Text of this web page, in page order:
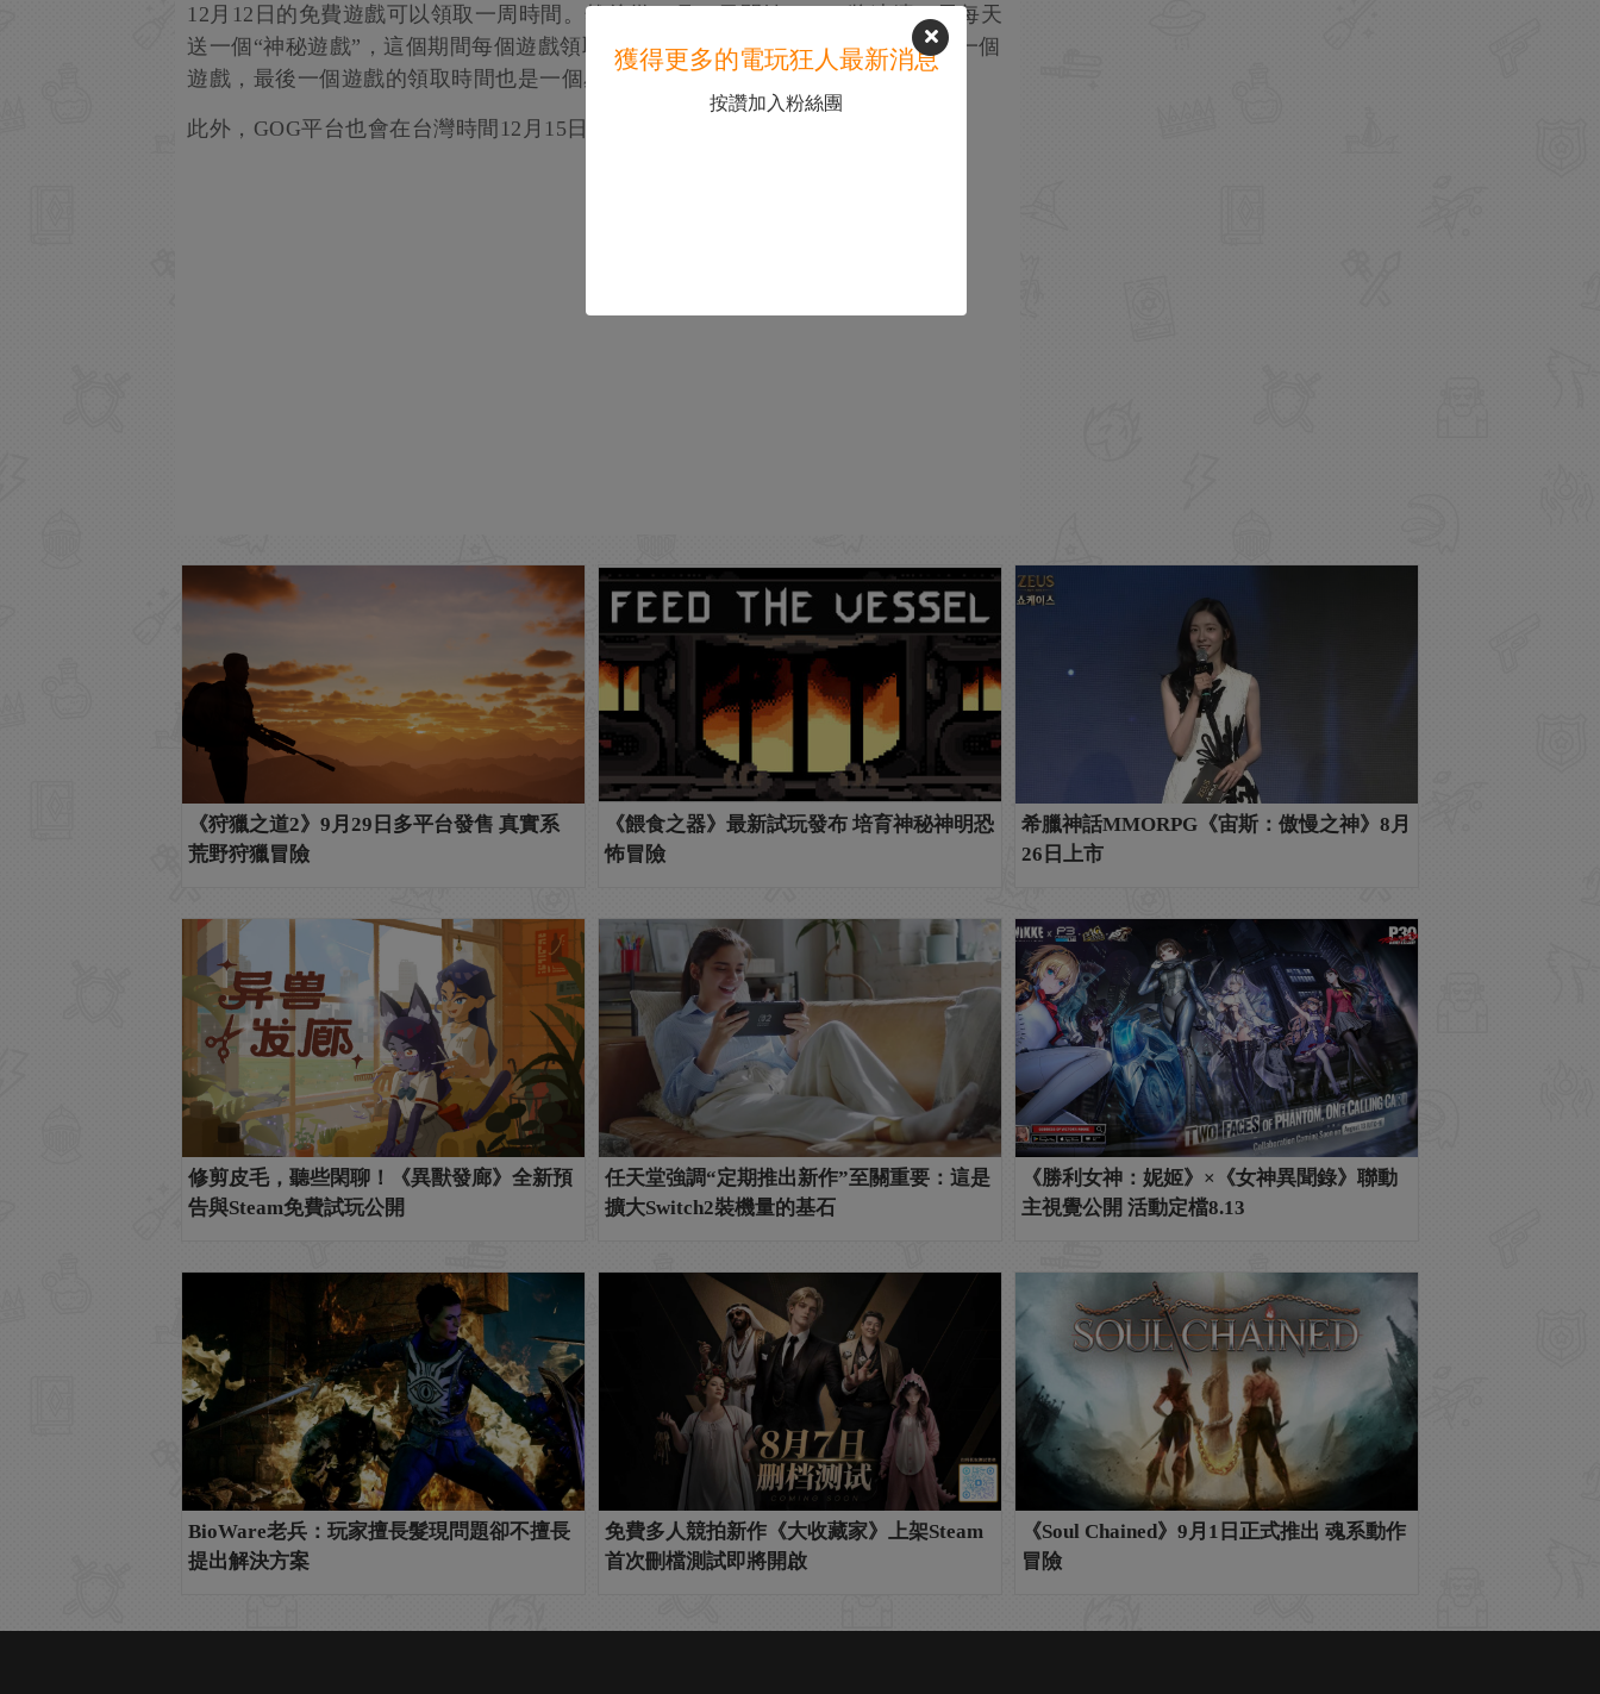
12月12日的免費遊戲可以領取一周時間。然後從12月19日開始，Epic將連續15天每天
送一個“神秘遊戲”，這個期間每個遊戲領取時間只限24小時。不過，不包括最後一個
遊戲，最後一個遊戲的領取時間也是一個星期，也就是1月2日至9日。
此外，GOG平台也會在台灣時間12月15日下午2點送出一款遊戲，敬請期待！
《狩獵之道2》9月29日多平台發售 真實系
荒野狩獵冒險
《餵食之器》最新試玩發布 培育神秘神明恐
怖冒險
希臘神話MMORPG《宙斯：傲慢之神》8月
26日上市
修剪皮毛，聽些閑聊！《異獸發廊》全新預
告與Steam免費試玩公開
任天堂強調“定期推出新作”至關重要：這是
擴大Switch2裝機量的基石
《勝利女神：妮姬》×《女神異聞錄》聯動
主視覺公開 活動定檔8.13
BioWare老兵：玩家擅長髮現問題卻不擅長
提出解決方案
免費多人競拍新作《大收藏家》上架Steam
首次刪檔測試即將開啟
《Soul Chained》9月1日正式推出 魂系動作
冒險
獲得更多的電玩狂人最新消息
按讚加入粉絲團